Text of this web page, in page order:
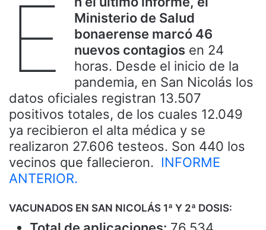
E
Ministerio de Salud
bonaerense marcó 46
nuevos contagios en 24
horas. Desde el inicio de la
pandemia, en San Nicolás los
datos oficiales registran 13.507
positivos totales, de los cuales 12.049
ya recibieron el alta médica y se
realizaron 27.606 testeos. Son 440 los
vecinos que fallecieron. INFORME
ANTERIOR.
VACUNADOS EN SAN NICOLÁS 1ª Y 2ª DOSIS: